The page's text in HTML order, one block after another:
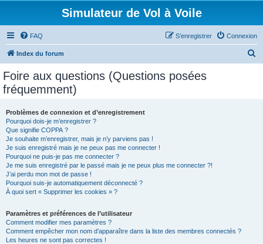
Simulateur de Vol à Voile
FAQ Connexion
S’enregistrer
Index du forum
Foire aux questions (Questions posées
fréquemment)
Problèmes de connexion et d’enregistrement
Pourquoi dois-je m’enregistrer ?
Que signifie COPPA ?
Je souhaite m’enregistrer, mais je n’y parviens pas !
Je suis enregistré mais je ne peux pas me connecter !
Pourquoi ne puis-je pas me connecter ?
Je me suis enregistré par le passé mais je ne peux plus me connecter ?!
J’ai perdu mon mot de passe !
Pourquoi suis-je automatiquement déconnecté ?
À quoi sert « Supprimer les cookies » ?
Paramètres et préférences de l’utilisateur
Comment modifier mes paramètres ?
Comment empêcher mon nom d’apparaître dans la liste des membres connectés ?
Les heures ne sont pas correctes !